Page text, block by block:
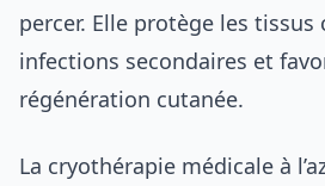
percer. Elle protège les tissus
infections secondaires et
régénération cutanée.
La cryothérapie médicale à